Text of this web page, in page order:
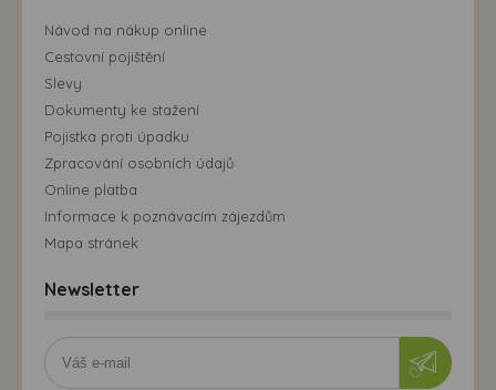
Návod na nákup online
Cestovní pojištění
Slevy
Dokumenty ke stažení
Pojistka proti úpadku
Zpracování osobních údajů
Online platba
Informace k poznávacím zájezdům
Mapa stránek
Newsletter